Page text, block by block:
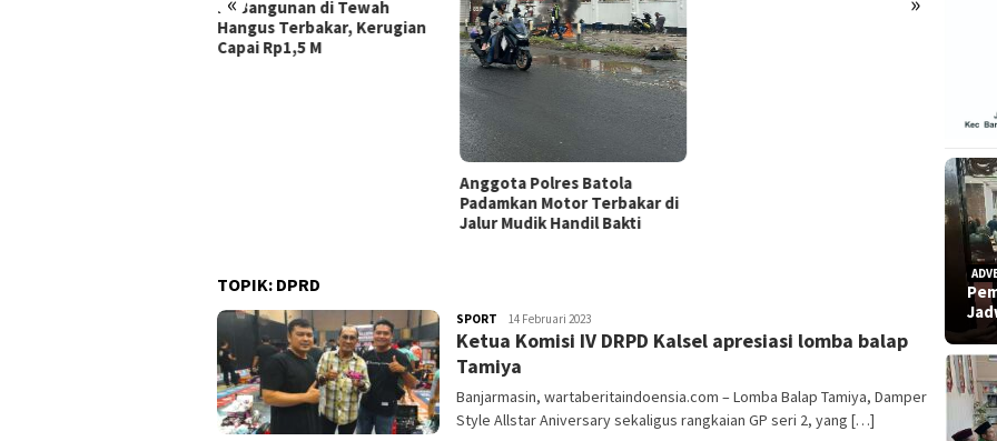
TOPIK: DPRD
SPORT admin
14 Februari 2023
Ketua Komisi IV DRPD Kalsel apresiasi lomba balap
Tamiya
Banjarmasin, wartaberitaindoensia.com – Lomba Balap Tamiya, Damper
Style Allstar Aniversary sekaligus rangkaian GP seri 2, yang […]